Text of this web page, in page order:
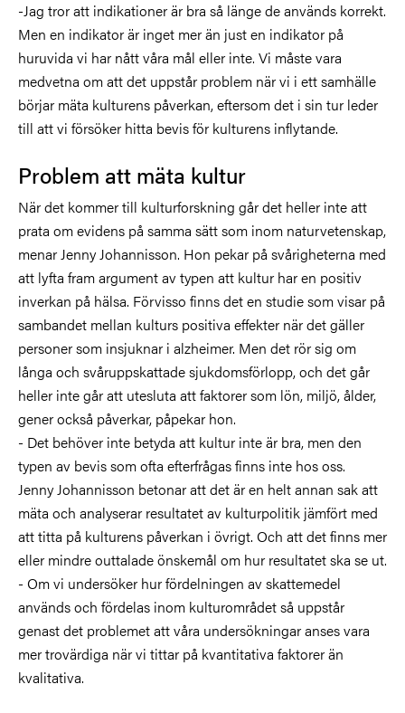
-Jag tror att indikationer är bra så länge de används korrekt.
Men en indikator är inget mer än just en indikator på
huruvida vi har nått våra mål eller inte. Vi måste vara
medvetna om att det uppstår problem när vi i ett samhälle
börjar mäta kulturens påverkan, eftersom det i sin tur leder
till att vi försöker hitta bevis för kulturens inflytande.
Problem att mäta kultur
När det kommer till kulturforskning går det heller inte att
prata om evidens på samma sätt som inom naturvetenskap,
menar Jenny Johannisson. Hon pekar på svårigheterna med
att lyfta fram argument av typen att kultur har en positiv
inverkan på hälsa. Förvisso finns det en studie som visar på
sambandet mellan kulturs positiva effekter när det gäller
personer som insjuknar i alzheimer. Men det rör sig om
långa och svåruppskattade sjukdomsförlopp, och det går
heller inte går att utesluta att faktorer som lön, miljö, ålder,
gener också påverkar, påpekar hon.
- Det behöver inte betyda att kultur inte är bra, men den
typen av bevis som ofta efterfrågas finns inte hos oss.
Jenny Johannisson betonar att det är en helt annan sak att
mäta och analyserar resultatet av kulturpolitik jämfört med
att titta på kulturens påverkan i övrigt. Och att det finns mer
eller mindre outtalade önskemål om hur resultatet ska se ut.
- Om vi undersöker hur fördelningen av skattemedel
används och fördelas inom kulturområdet så uppstår
genast det problemet att våra undersökningar anses vara
mer trovärdiga när vi tittar på kvantitativa faktorer än
kvalitativa.